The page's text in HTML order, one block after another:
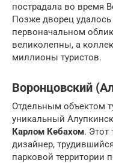
пострадала во время
Позже дворец удалось
первоначальном
великолепны, а
миллионы туристов.
Воронцовский
Отдельным объектом
уникальный
Карлом Кебахом.
дизайнер,
парковой территории